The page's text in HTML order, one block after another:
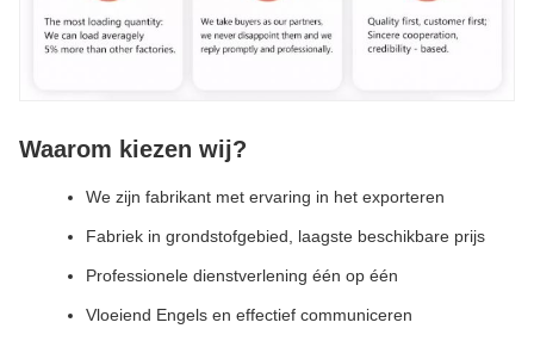
Waarom kiezen wij?
We zijn fabrikant met ervaring in het exporteren
Fabriek in grondstofgebied, laagste beschikbare prijs
Professionele dienstverlening één op één
Vloeiend Engels en effectief communiceren